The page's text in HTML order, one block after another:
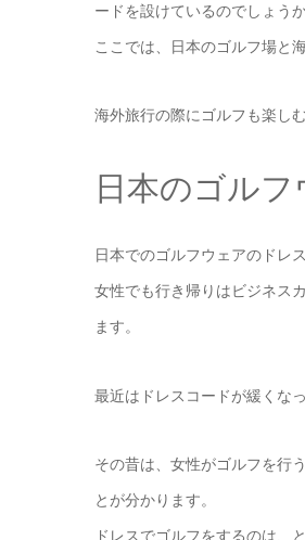
ードを設けているのでしょう
ここでは、日本のゴルフ場と
海外旅行の際にゴルフも楽し
日本のゴル
日本でのゴルフウェアのドレ
女性でも行き帰りはビジネス
ます。
最近はドレスコードが緩くな
その昔は、女性がゴルフを行
とが分かります。
ドレスでゴルフをするのは、